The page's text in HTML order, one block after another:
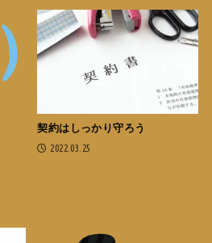
契約はしっかり守ろう
2022.03.25